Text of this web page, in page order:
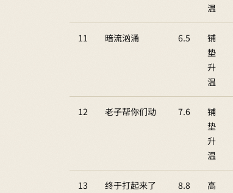
温
11 暗流汹涌 6.5
铺
垫
升
温
12 老子帮你们动 7.6
铺
垫
升
温
13 终于打起来了 8.8
高